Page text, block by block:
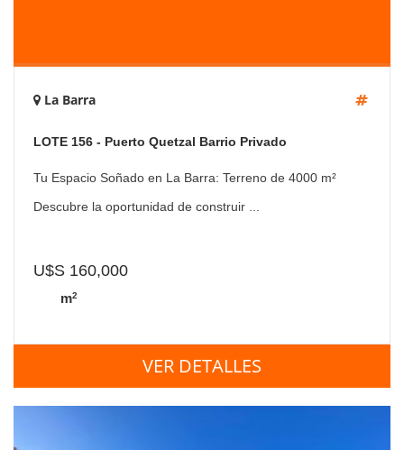
La Barra
LOTE 156 - Puerto Quetzal Barrio Privado
Tu Espacio Soñado en La Barra: Terreno de 4000 m²
Descubre la oportunidad de construir ...
U$S 160,000
m2
VER DETALLES